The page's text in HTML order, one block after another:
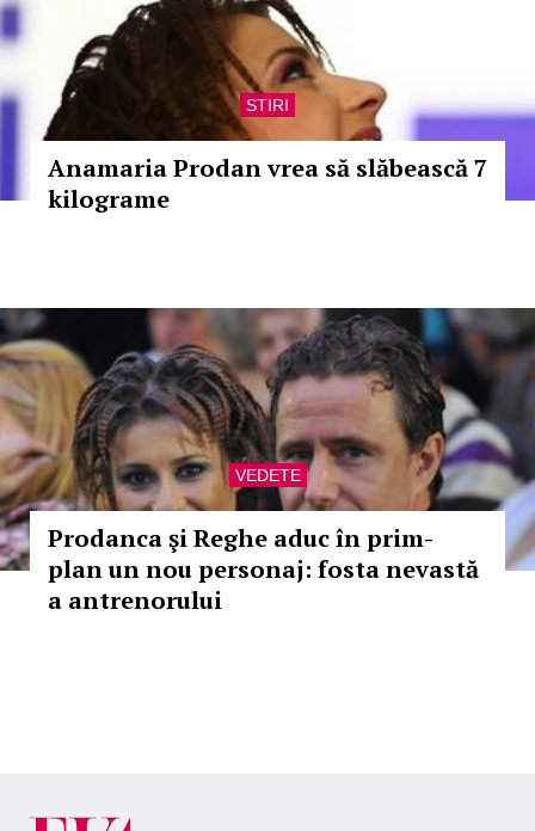
STIRI
Anamaria Prodan vrea să slăbească 7
kilograme
VEDETE
Prodanca şi Reghe aduc în prim-
plan un nou personaj: fosta nevastă
a antrenorului